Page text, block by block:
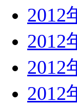
2012
2012
2012
2012